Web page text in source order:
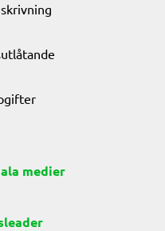
medier